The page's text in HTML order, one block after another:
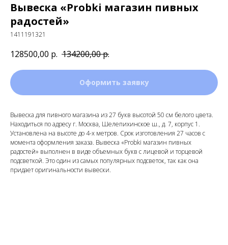
Вывеска «Probki магазин пивных
радостей»
1411191321
128500,00 р. 134200,00р.
Оформить заявку
Вывеска для пивного магазина из 27 букв высотой 50 см белого цвета.
Находиться по адресу г. Москва, Шелепихинское ш., д. 7, корпус 1.
Установлена на высоте до 4-х метров. Срок изготовления 27 часов с
момента оформления заказа. Вывеска «Probki магазин пивных
радостей» выполнен в виде объемных букв с лицевой и торцевой
подсветкой. Это один из самых популярных подсветок, так как она
придает оригинальности вывески.